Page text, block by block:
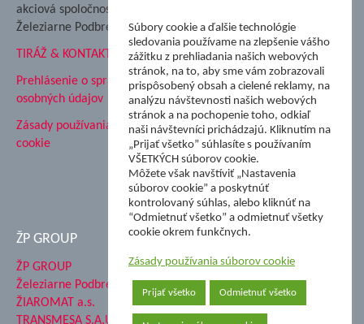
akciová spoločnosť
Železiarne Podbrezová
TIRÁŽ & KONTAKT
Prehlásenie o spracovaní
osobných údajov
Zásady používania súborov
cookie
ŽP Informatika s.r.o.
ŠK Železiarne Podbrezová
Tále a.s.
ŽP GROUP
ŽP GROUP
Železiarne Podbrezová a.s.
ŽIAROMAT a.s.
TRANSMESA S.A.U.
Súbory cookie a ďalšie technológie
sledovania používame na zlepšenie vášho
zážitku z prehliadania našich webových
stránok, na to, aby sme vám zobrazovali
prispôsobený obsah a cielené reklamy, na
analýzu návštevnosti našich webových
stránok a na pochopenie toho, odkiaľ
naši návštevníci prichádzajú. Kliknutím na
„Prijať všetko” súhlasíte s používaním
VŠETKÝCH súborov cookie.
Môžete však navštíviť „Nastavenia
súborov cookie” a poskytnúť
kontrolovaný súhlas, alebo kliknúť na
“Odmietnuť všetko” a odmietnuť všetky
cookie okrem funkčnych.
Zásady používania súborov cookie
Prijať všetko Odmietnuť všetko